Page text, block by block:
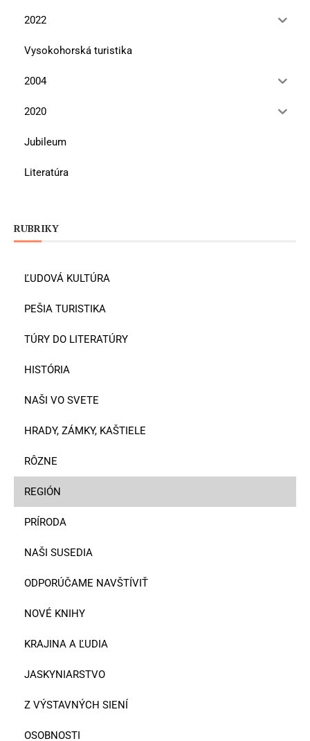
2022
Vysokohorská turistika
2004
2020
Jubileum
Literatúra
RUBRIKY
ĽUDOVÁ KULTÚRA
PEŠIA TURISTIKA
TÚRY DO LITERATÚRY
HISTÓRIA
NAŠI VO SVETE
HRADY, ZÁMKY, KAŠTIELE
RÔZNE
REGIÓN
PRÍRODA
NAŠI SUSEDIA
ODPORÚČAME NAVŠTÍVIŤ
NOVÉ KNIHY
KRAJINA A ĽUDIA
JASKYNIARSTVO
Z VÝSTAVNÝCH SIENÍ
OSOBNOSTI